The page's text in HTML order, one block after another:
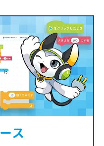
ス